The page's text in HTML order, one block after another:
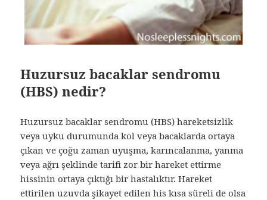
Huzursuz bacaklar sendromu
(HBS) nedir?
Huzursuz bacaklar sendromu (HBS) hareketsizlik
veya uyku durumunda kol veya bacaklarda ortaya
çıkan ve çoğu zaman uyuşma, karıncalanma, yanma
veya ağrı şeklinde tarifi zor bir hareket ettirme
hissinin ortaya çıktığı bir hastalıktır. Hareket
ettirilen uzuvda şikayet edilen his kısa süreli de olsa